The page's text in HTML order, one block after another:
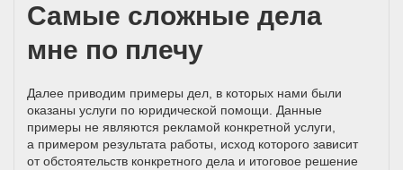
Самые сложные дела
мне по плечу
Далее приводим примеры дел, в которых нами были
оказаны услуги по юридической помощи. Данные
примеры не являются рекламой конкретной услуги,
а примером результата работы, исход которого зависит
от обстоятельств конкретного дела и итоговое решение